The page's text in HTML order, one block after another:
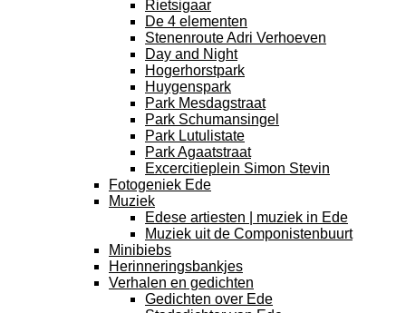
Rietsigaar
De 4 elementen
Stenenroute Adri Verhoeven
Day and Night
Hogerhorstpark
Huygenspark
Park Mesdagstraat
Park Schumansingel
Park Lutulistate
Park Agaatstraat
Excercitieplein Simon Stevin
Fotogeniek Ede
Muziek
Edese artiesten | muziek in Ede
Muziek uit de Componistenbuurt
Minibiebs
Herinneringsbankjes
Verhalen en gedichten
Gedichten over Ede